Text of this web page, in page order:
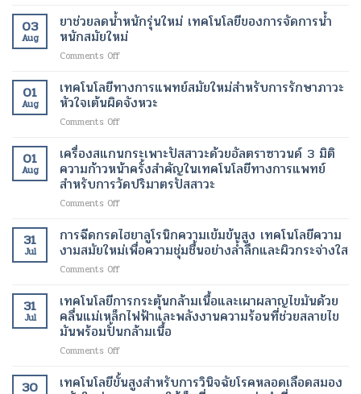
โดย
ไม่
ต้อง
ให้
กลับ
มา
ตาม
ปกติ
อีก
เทคโนโลยี
ทางการ
แพทย์
สมัย
ระดับ
นาโน
วงการ
เพื่อ
การ
ร้าย
แรง
ฉีด
กระตุ้น
การ
สร้าง
ล
ลา
งาม
สมัย
ใหม่
ผิว
อย่าง
เป็น
03
Aug
ยาช่วยลดน้ำหนักรุ่นใหม่ เทคโนโลยีของการจัดการน้ำ
หนักสมัยใหม่
Comments Offon
ช่วย
ลด
น้ำ
หนัก
ใหม่
เทคโนโลยี
ของ
การ
หนัก
สมัย
01
Aug
เทคโนโลยีทางการแพทย์สมัยใหม่สำหรับการรักษาภาวะ
หัวใจเต้นผิดจังหวะ
Comments Offon
ทางการ
แพทย์
สมัย
ใหม่
สำหรับ
รักษา
ภาวะ
หัวใจ
จังหวะ
01
Aug
เครื่องสแกนกระเพาะปัสสาวะด้วยอัลตราซาวนด์ 3 มิติ
ความก้าวหน้าครั้งสำคัญในเทคโนโลยีทางการแพทย์
สำหรับการวัดปริมาตรปัสสาวะ
Comments Offon
สแกน
กระเพาะ
ปัสสาวะ
ด้วย
ซา
วนด์
3
มิติ
ครั้ง
31
Jul
การฉีดกรดไฮยาลูโรนิกความเข้มข้นสูง เทคโนโลยีความ
งามสมัยใหม่เพื่อความชุ่มชื้นอย่างล้ำลึกและผิวกระจ่างใส
Comments Offon
ฉีด
กรด
ไฮ
ยา
ลู
นิก
31
Jul
เทคโนโลยีการกระตุ้นกล้ามเนื้อและเผาผลาญไขมันด้วย
คลื่นแม่เหล็กไฟฟ้าและพลังงานความร้อนที่ช่วยสลายไข
มันพร้อมปั้นกล้ามเนื้อ
Comments Offon
การก
30 เทคโนโลยีขั้นสูงสำหรับการวินิจฉัยโรคหลอดเลือดสมอง